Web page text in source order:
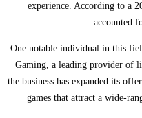
experience. According to a
accounted
One notable individual in this
Gaming, a leading provider of
the business has expanded its
games that attract a wide-